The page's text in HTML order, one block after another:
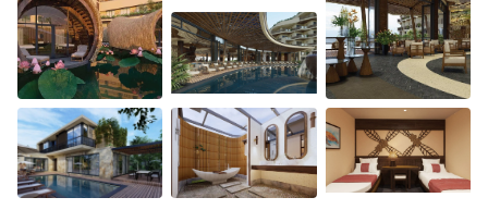
photo_camera
Все фотографии
(29)